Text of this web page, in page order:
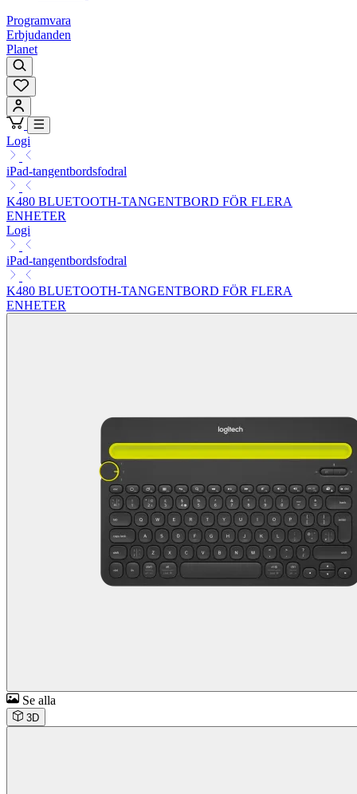
Programvara
Erbjudanden
Planet
Logi
iPad-tangentbordsfodral
K480 BLUETOOTH-TANGENTBORD FÖR FLERA
ENHETER
Logi
iPad-tangentbordsfodral
K480 BLUETOOTH-TANGENTBORD FÖR FLERA
ENHETER
Se alla
3D